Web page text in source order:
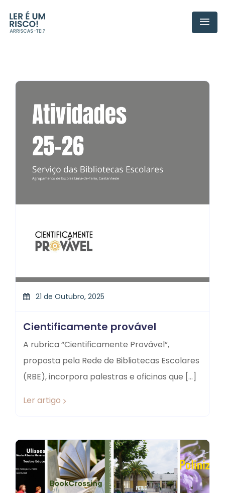
21 de Outubro, 2025
Cientificamente provável
A rubrica “Cientificamente Provável”,
proposta pela Rede de Bibliotecas Escolares
(RBE), incorpora palestras e oficinas que […]
Ler artigo